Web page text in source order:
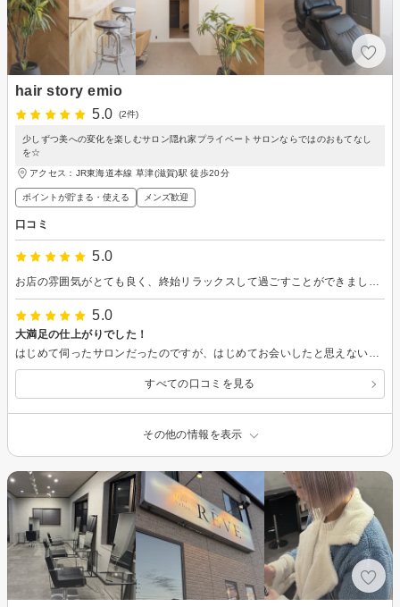
hair story emio
5.0
(2件)
少しずつ美への変化を楽しむサロン隠れ家プライベートサロンならではのおもてなし
を☆
アクセス：JR東海道本線 草津(滋賀)駅 徒歩20分
ポイントが貯まる・使える メンズ歓迎
口コミ
5.0
お店の雰囲気がとても良く、終始リラックスして過ごすことができました。 とても話しやすく、こちらの希望をしっかり聞いた上で、髪質や雰囲気に合った髪型を提案してくださり安心してお任せできました。 仕上がりも大満足で、周りの人から「髪型いいね！」とたくさん褒めてもらえて嬉しかったです。またぜひお願いしたいと思います。
5.0
大満足の仕上がりでした！
はじめて伺ったサロンだったのですが、はじめてお会いしたと思えないぐらいお話ししやすい方でした。 はじめてだったので、仕上がりをどのようにしたいかカウンセリングからだったのですが、理想に近づけるためにどのような工程で施術を行い、どのような物を使っていくかひとつひとつ丁寧に説明をしてくださいました。 なので、安心してお任せすることが出来ました。 よくストレートアイロンを使用する事もお伝えしていたので、前髪のカットをアイロンで伸ばしてから長さを調整してくれたり、カラーの色もイメージに近づくように、染まり具合を確認しながら、都度都度色を作っては染めてくださいました。 それぞれの工程で、細かいところまで丁寧にしてくださいます。 普段、子育てでバタバタしていて、美容院をついつい後回しにしてしまっていたのですが、トリートメントもしてもらって艶々の髪の毛を見て、時々は自分のために時間を使おう！と改めて思いました。
すべての口コミを見る
その他の情報を表示